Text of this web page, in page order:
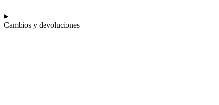
Cambios y devoluciones